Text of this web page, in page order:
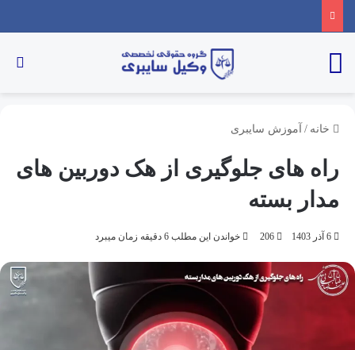
خانه / آموزش سایبری
راه های جلوگیری از هک دوربین های
مدار بسته
6 آذر 1403 206 خواندن این مطلب 6 دقیقه زمان میبرد